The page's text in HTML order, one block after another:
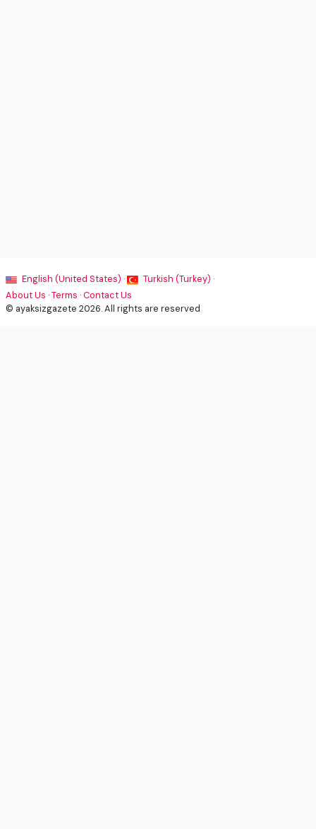
English (United States) ·
Turkish (Turkey) ·
About Us ·Terms ·Contact Us
© ayaksizgazete 2026. All rights are reserved